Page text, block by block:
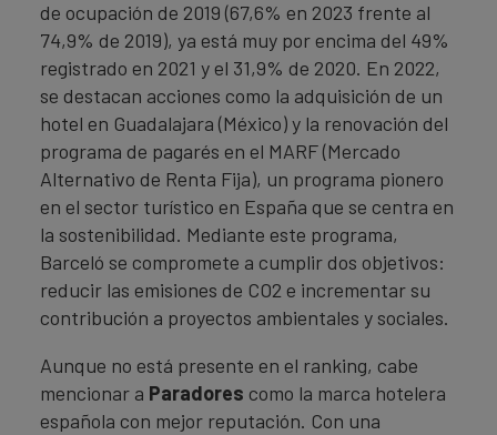
de ocupación de 2019 (67,6% en 2023 frente al
74,9% de 2019), ya está muy por encima del 49%
registrado en 2021 y el 31,9% de 2020. En 2022,
se destacan acciones como la adquisición de un
hotel en Guadalajara (México) y la renovación del
programa de pagarés en el MARF (Mercado
Alternativo de Renta Fija), un programa pionero
en el sector turístico en España que se centra en
la sostenibilidad. Mediante este programa,
Barceló se compromete a cumplir dos objetivos:
reducir las emisiones de CO2 e incrementar su
contribución a proyectos ambientales y sociales.
Aunque no está presente en el ranking, cabe
mencionar a Paradores como la marca hotelera
española con mejor reputación. Con una